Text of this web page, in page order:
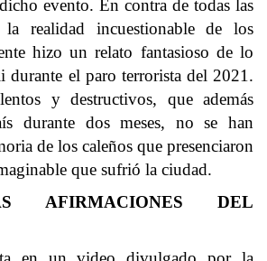
evento. En contra de todas las
realidad incuestionable de los
hizo un relato fantasioso de lo
durante el paro terrorista del 2021.
y destructivos, que además
durante dos meses, no se han
de los caleños que presenciaron
que sufrió la ciudad.
AFIRMACIONES DEL